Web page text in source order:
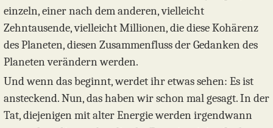
einzeln, einer nach dem anderen, vielleicht
Zehntausende, vielleicht Millionen, die diese Kohärenz
des Planeten, diesen Zusammenfluss der Gedanken des
Planeten verändern werden.
Und wenn das beginnt, werdet ihr etwas sehen: Es ist
ansteckend. Nun, das haben wir schon mal gesagt. In der
Tat, diejenigen mit alter Energie werden irgendwann